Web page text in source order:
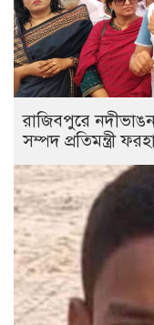
রাজিবপুরে
সম্পদ প্রতিমন্ত্রী